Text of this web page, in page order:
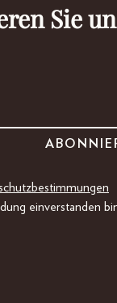
Sie
einverstanden